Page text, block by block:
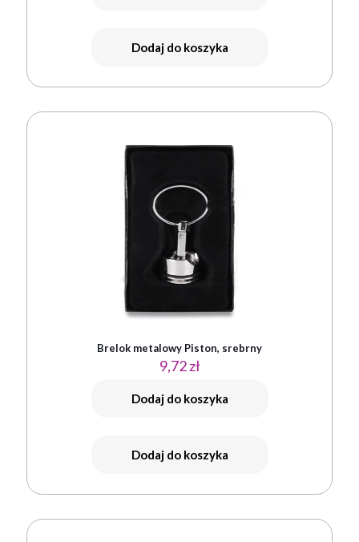
Dodaj do koszyka
Brelok metalowy Piston, srebrny
9,72zł
Dodaj do koszyka
Dodaj do koszyka